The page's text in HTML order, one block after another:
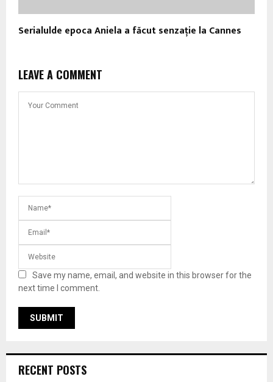
Serialulde epoca Aniela a făcut senzaţie la Cannes
LEAVE A COMMENT
Save my name, email, and website in this browser for the
next time I comment.
RECENT POSTS